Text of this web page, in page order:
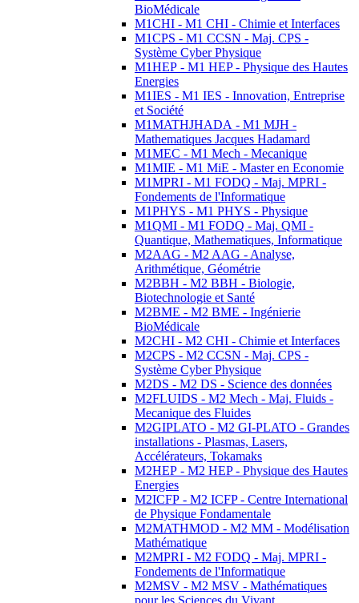
BioMédicale
M1CHI - M1 CHI - Chimie et Interfaces
M1CPS - M1 CCSN - Maj. CPS -
Système Cyber Physique
M1HEP - M1 HEP - Physique des Hautes
Energies
M1IES - M1 IES - Innovation, Entreprise
et Société
M1MATHJHADA - M1 MJH -
Mathematiques Jacques Hadamard
M1MEC - M1 Mech - Mecanique
M1MIE - M1 MiE - Master en Economie
M1MPRI - M1 FODQ - Maj. MPRI -
Fondements de l'Informatique
M1PHYS - M1 PHYS - Physique
M1QMI - M1 FODQ - Maj. QMI -
Quantique, Mathematiques, Informatique
M2AAG - M2 AAG - Analyse,
Arithmétique, Géométrie
M2BBH - M2 BBH - Biologie,
Biotechnologie et Santé
M2BME - M2 BME - Ingénierie
BioMédicale
M2CHI - M2 CHI - Chimie et Interfaces
M2CPS - M2 CCSN - Maj. CPS -
Système Cyber Physique
M2DS - M2 DS - Science des données
M2FLUIDS - M2 Mech - Maj. Fluids -
Mecanique des Fluides
M2GIPLATO - M2 GI-PLATO - Grandes
installations - Plasmas, Lasers,
Accélérateurs, Tokamaks
M2HEP - M2 HEP - Physique des Hautes
Energies
M2ICFP - M2 ICFP - Centre International
de Physique Fondamentale
M2MATHMOD - M2 MM - Modélisation
Mathématique
M2MPRI - M2 FODQ - Maj. MPRI -
Fondements de l'Informatique
M2MSV - M2 MSV - Mathématiques
pour les Sciences du Vivant